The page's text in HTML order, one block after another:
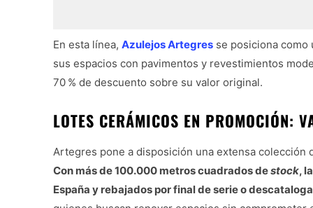
En esta línea, Azulejos Artegres se posiciona como
sus espacios con pavimentos y revestimientos
70 % de descuento sobre su valor original.
LOTES CERÁMICOS EN PROMOCIÓN:
Artegres pone a disposición una extensa colección
Con más de 100.000 metros cuadrados destock,
España y rebajados por final de serie o